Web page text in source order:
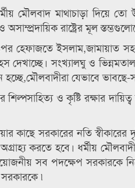
মৌলবাদ মাথাচাড়া দিয়ে
রাষ্ট্রের মূল
হেফাজতে ইসলাম,জামায়াত সহ
দেখাচ্ছে। সংখ্যালঘু ও
যেভাবে ভাবছে-
ও কৃষ্টি রক্ষার
কাছে সরকারের নতি
করতে হবে। ধর্মীয়
প্রয়োজনীয় সব পদক্ষেপ
৷